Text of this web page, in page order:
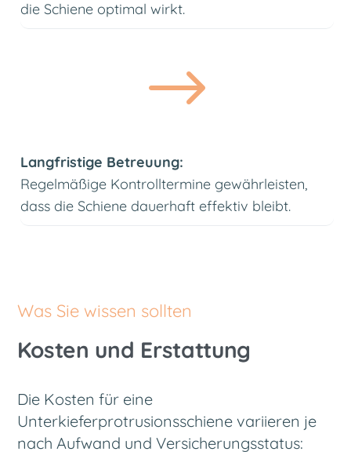
die Schiene optimal wirkt.
$
Langfristige Betreuung:
Regelmäßige Kontrolltermine gewährleisten,
dass die Schiene dauerhaft effektiv bleibt.
Was Sie wissen sollten
Kosten und Erstattung
Die Kosten für eine
Unterkieferprotrusionsschiene variieren je
nach Aufwand und Versicherungsstatus: